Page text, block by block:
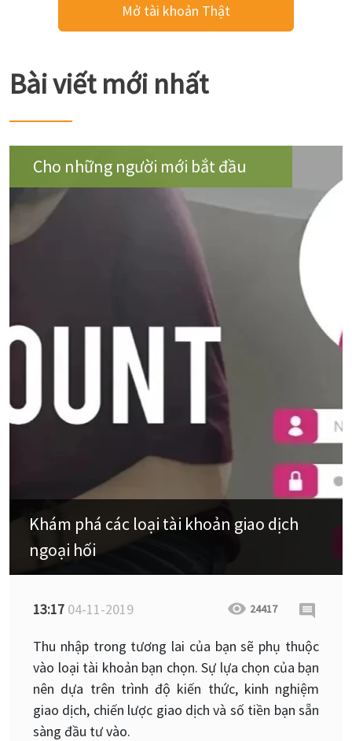
Mở tài khoản Thật
Bài viết mới nhất
Cho những người mới bắt đầu
Khám phá các loại tài khoản giao dịch
ngoại hối
13:17 04-11-2019 24417
Thu nhập trong tương lai của bạn sẽ phụ thuộc
vào loại tài khoản bạn chọn. Sự lựa chọn của bạn
nên dựa trên trình độ kiến ​​thức, kinh nghiệm
giao dịch, chiến lược giao dịch và số tiền bạn sẵn
sàng đầu tư vào.